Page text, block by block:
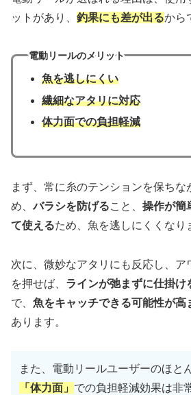
ットがあり、 釣果にも差が出るから
電動リールのメリット
魚を逃しにくい
繊細なアタリに対応
体力面での負担軽減
まず、常に糸のテンションを保ちな
め、バラシを防げること、 操作が簡
て使えるため、魚を逃しにくくなり
次に、微妙なアタリにも反応し、ア
を押せば、 ラインが弛まずに仕掛け
で、 魚をキャッチできる可能性が高
あります。
また、電動リールユーザーのほと
「体力面」 での負担軽減効果は非